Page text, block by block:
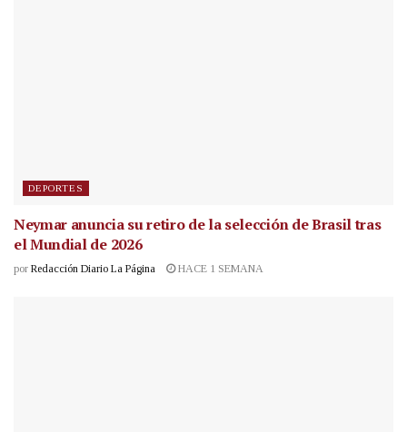
DEPORTES
Neymar anuncia su retiro de la selección de Brasil tras
el Mundial de 2026
por Redacción Diario La Página HACE 1 SEMANA